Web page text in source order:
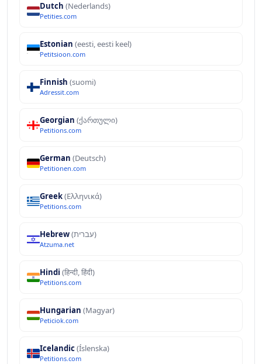
Dutch (Nederlands)
Petities.com
Estonian (eesti, eesti keel)
Petitsioon.com
Finnish (suomi)
Adressit.com
Georgian (ქართული)
Petitions.com
German (Deutsch)
Petitionen.com
Greek(Ελληνικά)
Petitions.com
Hebrew (עברית)
Atzuma.net
Hindi (हिन्दी, हिंदी)
Petitions.com
Hungarian (Magyar)
Peticiok.com
Icelandic(Íslenska)
Petitions.com